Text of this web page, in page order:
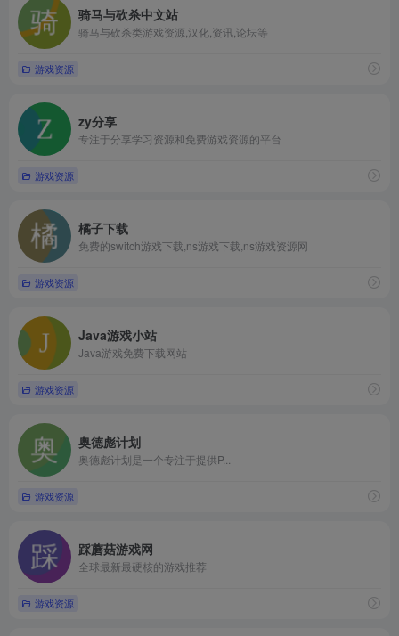
骑马与砍杀中文站
骑马与砍杀类游戏资源,汉化,资讯,论坛等
游戏资源
zy分享
专注于分享学习资源和免费游戏资源的平台
游戏资源
橘子下载
免费的switch游戏下载,ns游戏下载,ns游戏资源网
游戏资源
Java游戏小站
Java游戏免费下载网站
游戏资源
奥德彪计划
奥德彪计划是一个专注于提供P...
游戏资源
踩蘑菇游戏网
全球最新最硬核的游戏推荐
游戏资源